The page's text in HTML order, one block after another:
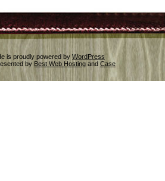
is proudly powered by WordPress
by Best Web Hosting and Case